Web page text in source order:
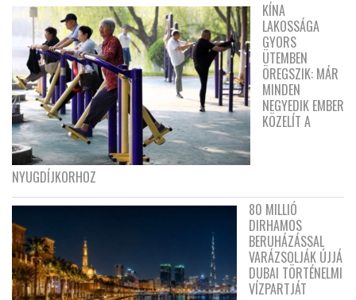
KÍNA
LAKOSSÁGA
GYORS
ÜTEMBEN
ÖREGSZIK: MÁR
MINDEN
NEGYEDIK EMBER
KÖZELÍT A
NYUGDÍJKORHOZ
80 MILLIÓ
DIRHAMOS
BERUHÁZÁSSAL
VARÁZSOLJÁK ÚJJÁ
DUBAI TÖRTÉNELMI
VÍZPARTJÁT